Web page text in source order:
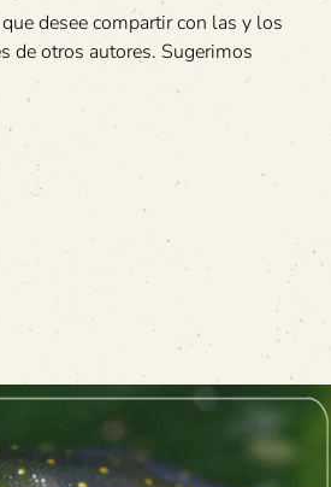
desee compartir con las y los
de otros autores. Sugerimos